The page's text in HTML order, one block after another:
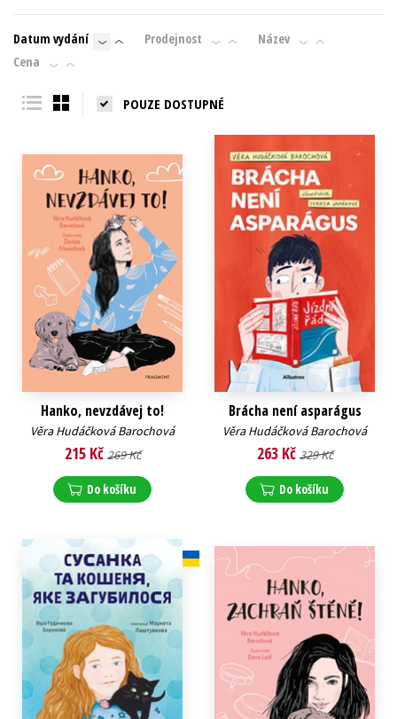
Datum vydání Prodejnost
Název
Cena
POUZE DOSTUPNÉ
Hanko, nevzdávej to!
Věra Hudáčková Barochová
215 Kč 269 Kč
Do košíku
Brácha není asparágus
Věra Hudáčková Barochová
263 Kč 329 Kč
Do košíku